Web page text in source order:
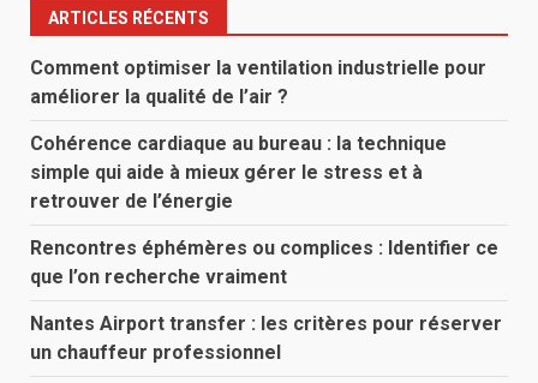
ARTICLES RÉCENTS
Comment optimiser la ventilation industrielle pour
améliorer la qualité de l’air ?
Cohérence cardiaque au bureau : la technique
simple qui aide à mieux gérer le stress et à
retrouver de l’énergie
Rencontres éphémères ou complices : Identifier ce
que l’on recherche vraiment
Nantes Airport transfer : les critères pour réserver
un chauffeur professionnel